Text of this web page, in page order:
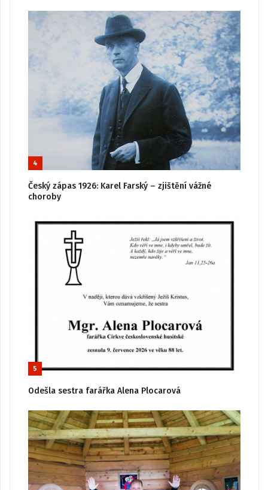
4
Český zápas 1926: Karel Farský – zjištění vážné
choroby
5
Odešla sestra farářka Alena Plocarová